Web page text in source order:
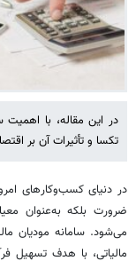
در این مقاله، با اهمیت
تکسا و تأثیرات آن بر
در دنیای کسب‌وکارهای
ضرورت بلکه به‌عنوان
می‌شود. سامانه مودیان
مالیاتی، با هدف تسهیل